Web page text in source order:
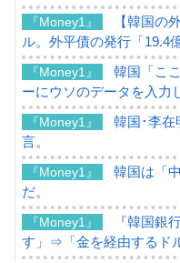
『Money1』
【韓国の
ル。外平債の発行「19.4
『Money1』
韓国「こ
ーにウソのデータを入力
『Money1』
韓国･李在
言。
『Money1』
韓国は「
だ。
『Money1』
『韓国銀
す」⇒「金を経由するド